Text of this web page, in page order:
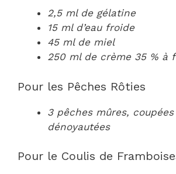
2,5 ml de gélatine
15 ml d’eau froide
45 ml de miel
250 ml de crème 35 % à
Pour les Pêches Rôties
3 pêches mûres,
dénoyautées
Pour le Coulis de